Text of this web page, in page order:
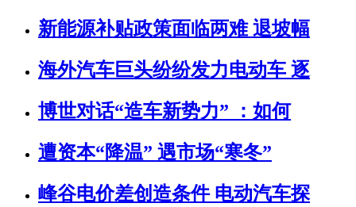
新能源补贴政策面临两难 退坡幅
海外汽车巨头纷纷发力电动车 逐
博世对话“造车新势力” ：如何
遭资本“降温” 遇市场“寒冬”
峰谷电价差创造条件 电动汽车探